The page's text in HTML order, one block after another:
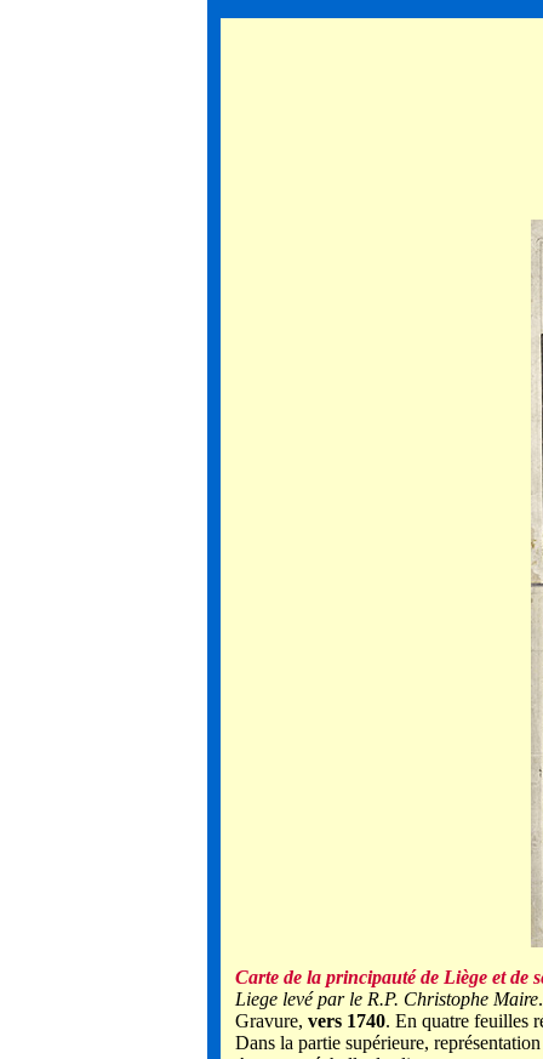
Carte de la principauté de Liège et de
Liege levé par le R.P. Christophe Maire.
Gravure, vers 1740. En quatre feuilles
Dans la partie supérieure,